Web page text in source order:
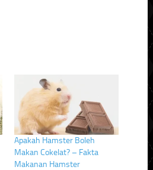
Apakah Hamster Boleh
Makan Cokelat? – Fakta
Makanan Hamster